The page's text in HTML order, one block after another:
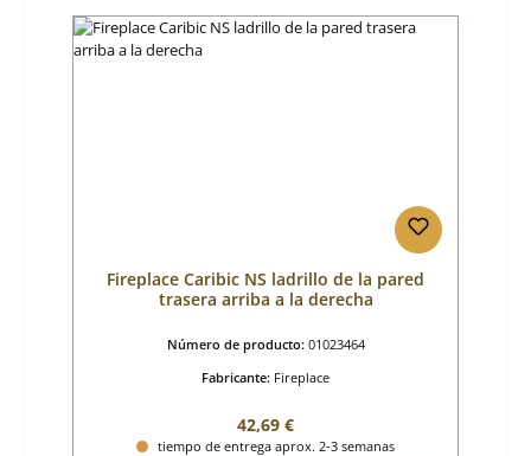
Fireplace Caribic NS ladrillo de la pared
trasera arriba a la derecha
Número de producto: 01023464
Fabricante: Fireplace
Precio normal:
42,69 €
tiempo de entrega aprox. 2-3 semanas